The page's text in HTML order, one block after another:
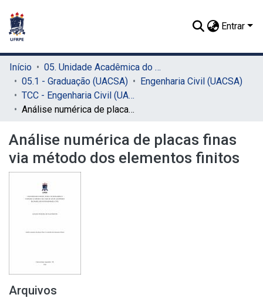
Entrar
Início
05. Unidade Acadêmica do Cabo de Santo Agostinho (UACSA)
05.1 - Graduação (UACSA)
Engenharia Civil (UACSA)
TCC - Engenharia Civil (UACSA)
Análise numérica de placas finas via método dos elementos finitos
Análise numérica de placas finas
via método dos elementos finitos
Arquivos